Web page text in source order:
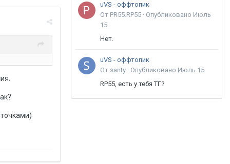
uVS - оффтопик
От PR55.RP55 · Опубликовано Июль
15
Нет.
uVS - оффтопик
От santy · Опубликовано Июль 15
RP55, есть у тебя ТГ?